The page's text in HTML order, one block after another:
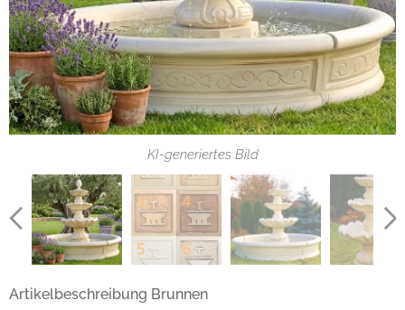
KI-generiertes Bild
Artikelbeschreibung Brunnen